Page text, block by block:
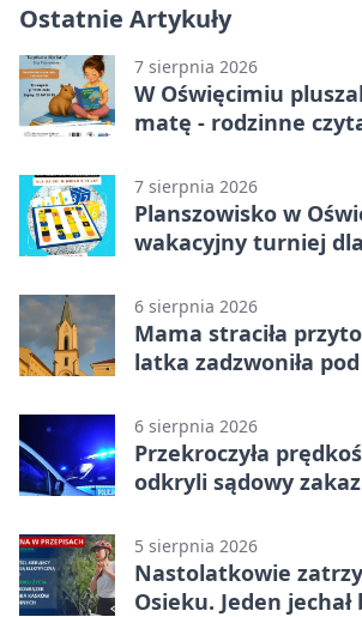
Ostatnie Artykuły
7 sierpnia 2026
W Oświęcimiu
matę - rodzinne
7 sierpnia 2026
Planszowisko w
wakacyjny turniej
6 sierpnia 2026
Mama straciła
latka zadzwoniła
6 sierpnia 2026
Przekroczyła
odkryli sądowy
5 sierpnia 2026
Nastolatkowie
Osieku. Jeden